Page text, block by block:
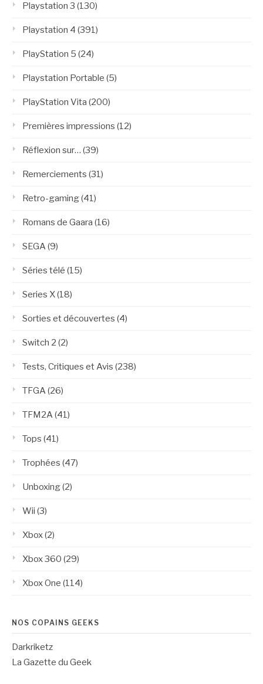
Playstation 3 (130)
Playstation 4 (391)
PlayStation 5 (24)
Playstation Portable (5)
PlayStation Vita (200)
Premières impressions (12)
Réflexion sur… (39)
Remerciements (31)
Retro-gaming(41)
Romans de Gaara (16)
SEGA(9)
Séries télé (15)
Series X(18)
Sorties et découvertes (4)
Switch 2 (2)
Tests, Critiques et Avis (238)
TFGA(26)
TFM2A(41)
Tops (41)
Trophées (47)
Unboxing(2)
Wii (3)
Xbox(2)
Xbox 360 (29)
Xbox One (114)
NOS COPAINS GEEKS
Darkriketz
La Gazette du Geek